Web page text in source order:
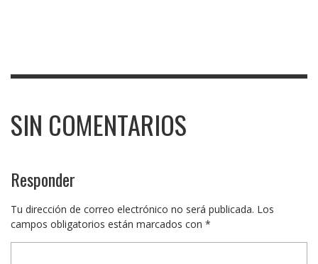
SIN COMENTARIOS
Responder
Tu dirección de correo electrónico no será publicada. Los
campos obligatorios están marcados con *